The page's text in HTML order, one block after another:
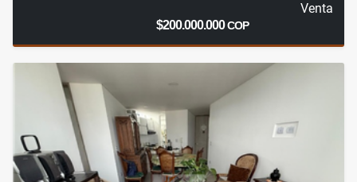
Venta
$200.000.000COP